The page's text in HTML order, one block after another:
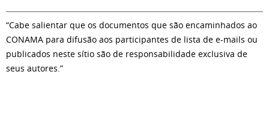
“Cabe salientar que os documentos que são encaminhados ao
CONAMA para difusão aos participantes de lista de e-mails ou
publicados neste sítio são de responsabilidade exclusiva de
seus autores.”